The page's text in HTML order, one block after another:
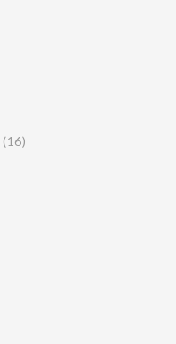
(16)